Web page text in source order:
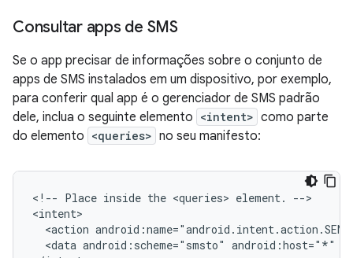
Consultar apps de SMS
Se o app precisar de informações sobre o conjunto de
apps de SMS instalados em um dispositivo, por exemplo,
para conferir qual app é o gerenciador de SMS padrão
dele, inclua o seguinte elemento <intent> como parte
do elemento <queries> no seu manifesto:
<!-- Place inside the <queries> element.
-->
<action
<data android:scheme="smsto" android:host="*"